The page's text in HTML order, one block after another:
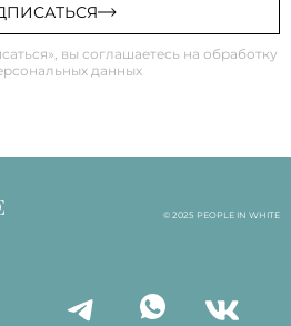
вы соглашаетесь на обработку
данных
© 2025 PEOPLE IN WHITE